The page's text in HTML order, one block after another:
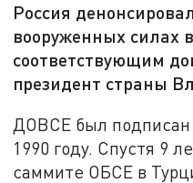
Россия
вооруженных силах
соответствующим
президент страны
ДОВСЕ был подписан
1990 году. Спустя 9
саммите ОБСЕ в